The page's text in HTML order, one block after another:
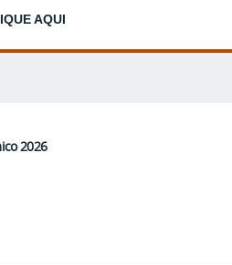
AQUI
2026